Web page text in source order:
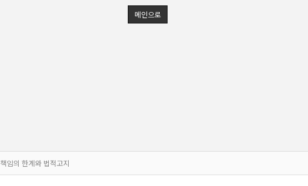
메인으로
책임의 한계와 법적고지